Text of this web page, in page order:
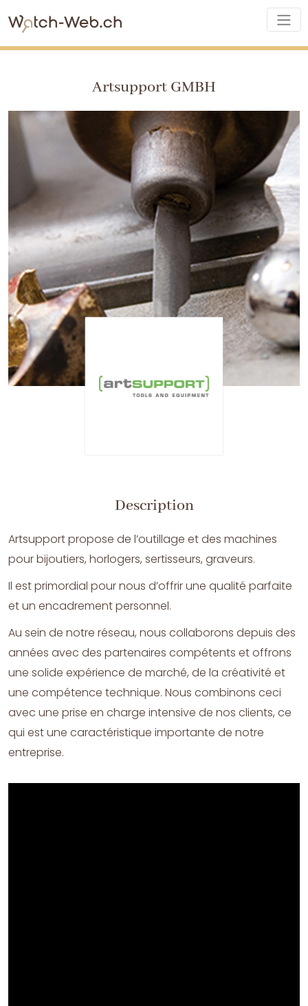
Artsupport GMBH
Description
Artsupport propose de l’outillage et des machines
pour bijoutiers, horlogers, sertisseurs, graveurs.
Il est primordial pour nous d’offrir une qualité parfaite
et un encadrement personnel.
Au sein de notre réseau, nous collaborons depuis des
années avec des partenaires compétents et offrons
une solide expérience de marché, de la créativité et
une compétence technique. Nous combinons ceci
avec une prise en charge intensive de nos clients, ce
qui est une caractéristique importante de notre
entreprise.